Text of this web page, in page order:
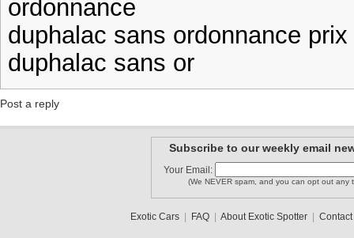
ordonnance
duphalac sans ordonnance
duphalac sans or
Post a reply
Subscribe to our weekly email
Your Email:
(We NEVER spam, and you can opt out any
Exotic Cars| FAQ| About Exotic Spotter| Contact